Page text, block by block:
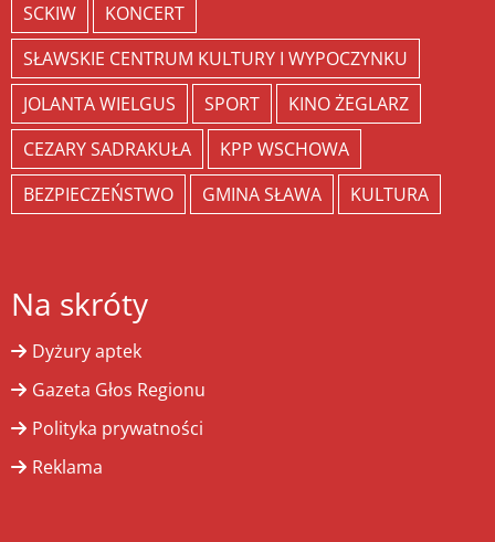
SCKIW
KONCERT
SŁAWSKIE CENTRUM KULTURY I WYPOCZYNKU
JOLANTA WIELGUS
SPORT
KINO ŻEGLARZ
CEZARY SADRAKUŁA
KPP WSCHOWA
BEZPIECZEŃSTWO
GMINA SŁAWA KULTURA
Na skróty
Dyżury aptek
Gazeta Głos Regionu
Polityka prywatności
Reklama